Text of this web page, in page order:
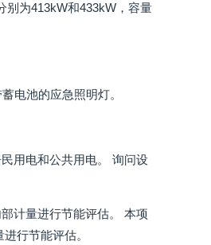
别为413kW和433kW，容量
电池的应急照明灯。
用电和公共用电。 询问设
计量进行节能评估。 本项
行节能评估。